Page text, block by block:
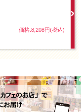
価格:8,208円(税込)